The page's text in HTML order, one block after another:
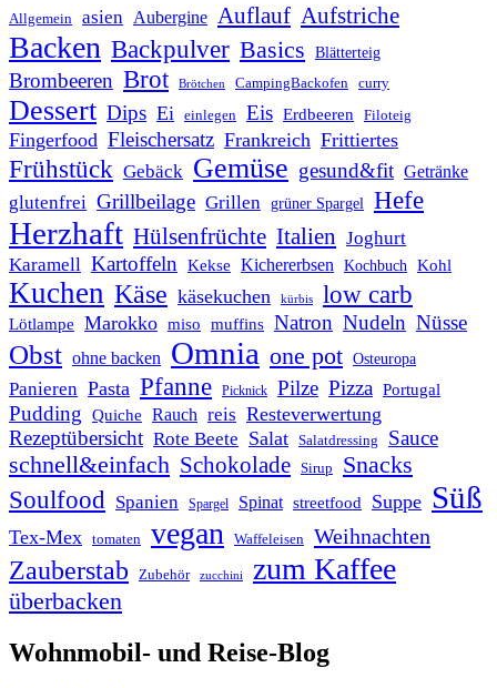
Allgemein asien Aubergine Auflauf Aufstriche
Backen Backpulver Basics Blätterteig
Brombeeren Brot Brötchen CampingBackofen curry
Dessert Dips Ei einlegen Eis Erdbeeren Filoteig
Fingerfood Fleischersatz Frankreich Frittiertes
Frühstück Gebäck Gemüse gesund&fit Getränke
glutenfrei Grillbeilage Grillen grüner Spargel Hefe
Herzhaft Hülsenfrüchte Italien Joghurt
Karamell Kartoffeln Kekse Kichererbsen Kochbuch Kohl
Kuchen Käse käsekuchen kürbis low carb
Lötlampe Marokko miso muffins Natron Nudeln Nüsse
Obst ohne backen Omnia one pot Osteuropa
Panieren Pasta Pfanne Picknick Pilze Pizza Portugal
Pudding Quiche Rauch reis Resteverwertung
Rezeptübersicht Rote Beete Salat Salatdressing Sauce
schnell&einfach Schokolade Sirup Snacks
Soulfood Spanien Spargel Spinat streetfood Suppe Süß
Tex-Mex tomaten vegan Waffeleisen Weihnachten
Zauberstab Zubehör zucchini zum Kaffee
überbacken
Wohnmobil- und Reise-Blog